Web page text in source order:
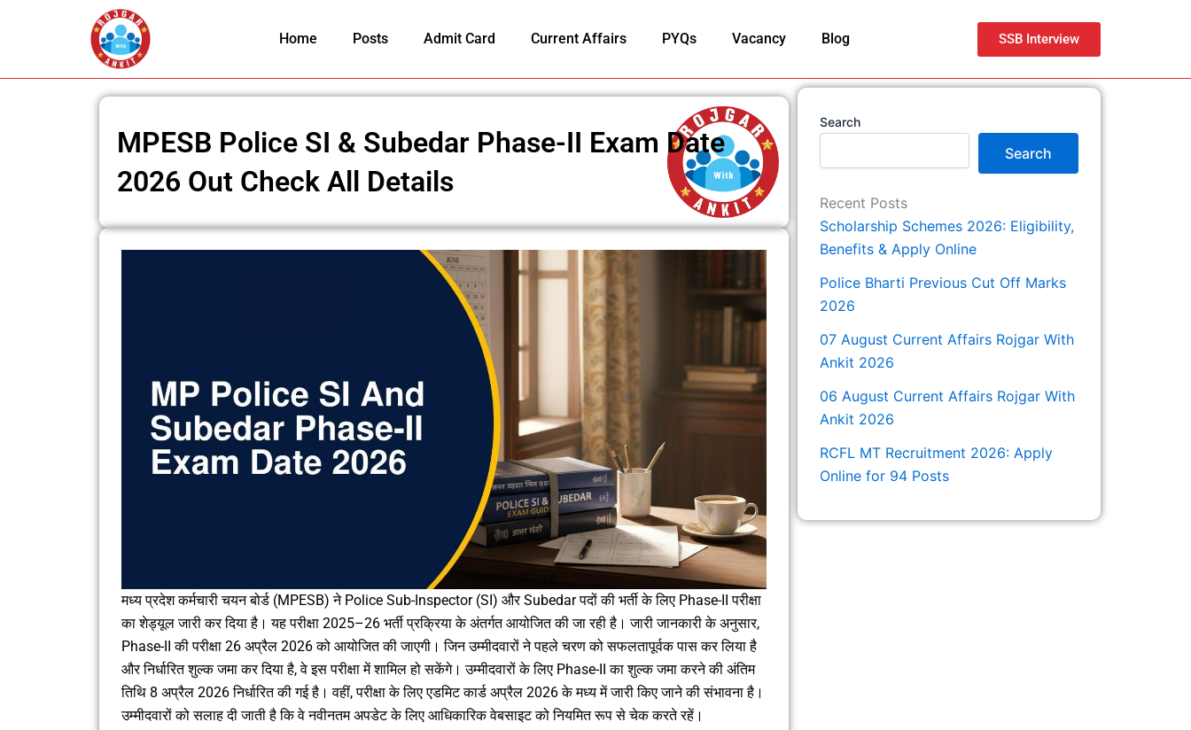
Home Posts Admit Card Current Affairs PYQs Vacancy Blog SSB Interview
MPESB Police SI & Subedar Phase-II Exam Date
2026 Out Check All Details
मध्य प्रदेश कर्मचारी चयन बोर्ड (MPESB) ने Police Sub-Inspector (SI) और Subedar पदों की भर्ती के लिए Phase-II परीक्षा
का शेड्यूल जारी कर दिया है। यह परीक्षा 2025–26 भर्ती प्रक्रिया के अंतर्गत आयोजित की जा रही है। जारी जानकारी के अनुसार,
Phase-II की परीक्षा 26 अप्रैल 2026 को आयोजित की जाएगी। जिन उम्मीदवारों ने पहले चरण को सफलतापूर्वक पास कर लिया है
और निर्धारित शुल्क जमा कर दिया है, वे इस परीक्षा में शामिल हो सकेंगे। उम्मीदवारों के लिए Phase-II का शुल्क जमा करने की अंतिम
तिथि 8 अप्रैल 2026 निर्धारित की गई है। वहीं, परीक्षा के लिए एडमिट कार्ड अप्रैल 2026 के मध्य में जारी किए जाने की संभावना है।
उम्मीदवारों को सलाह दी जाती है कि वे नवीनतम अपडेट के लिए आधिकारिक वेबसाइट को नियमित रूप से चेक करते रहें।
Search
Search
Recent Posts
Scholarship Schemes 2026: Eligibility,
Benefits & Apply Online
Police Bharti Previous Cut Off Marks
2026
07 August Current Affairs Rojgar With
Ankit 2026
06 August Current Affairs Rojgar With
Ankit 2026
RCFL MT Recruitment 2026: Apply
Online for 94 Posts